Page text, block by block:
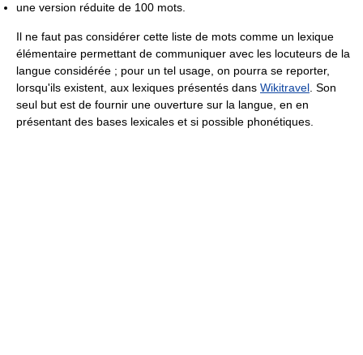
une version réduite de 100 mots.
Il ne faut pas considérer cette liste de mots comme un lexique
élémentaire permettant de communiquer avec les locuteurs de la
langue considérée ; pour un tel usage, on pourra se reporter,
lorsqu'ils existent, aux lexiques présentés dans Wikitravel . Son
seul but est de fournir une ouverture sur la langue, en en
présentant des bases lexicales et si possible phonétiques.